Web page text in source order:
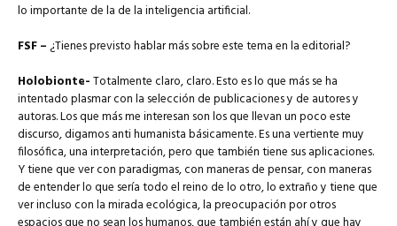
lo importante de la de la inteligencia artificial.
FSF – ¿Tienes previsto hablar más sobre este tema en la editorial?
Holobionte-Totalmente claro, claro. Esto es lo que más se ha
intentado plasmar con la selección de publicaciones y de autores y
autoras. Los que más me interesan son los que llevan un poco este
discurso, digamos anti humanista básicamente. Es una vertiente muy
filosófica, una interpretación, pero que también tiene sus aplicaciones.
Y tiene que ver con paradigmas, con maneras de pensar, con maneras
de entender lo que sería todo el reino de lo otro, lo extraño y tiene que
ver incluso con la mirada ecológica, la preocupación por otros